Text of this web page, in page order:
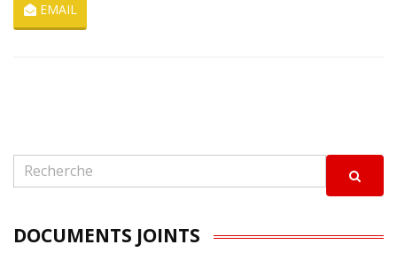
EMAIL
DOCUMENTS JOINTS